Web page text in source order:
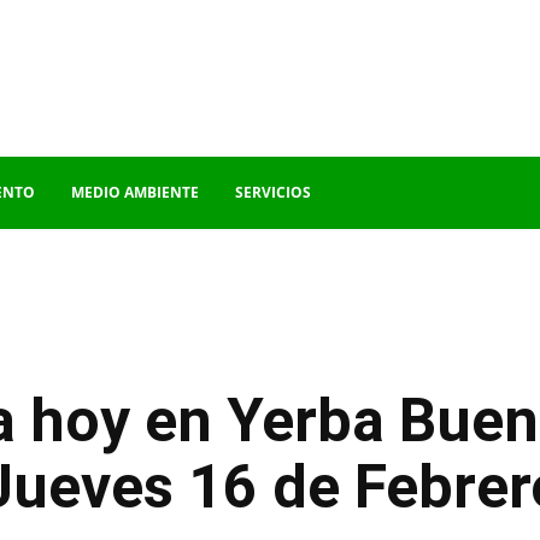
MEDIO AMBIENTE SERVICIOS
en Yerba
16 de